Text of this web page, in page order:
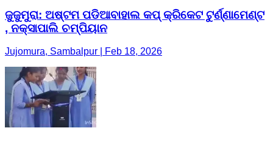
ଜୁଜୁମୁରା: ଅଷ୍ଟମ ପଡିଆବାହାଲ କପ୍ କ୍ରିକେଟ ଟୁର୍ଣ୍ଣାମେଣ୍ଟ
, ନକ୍ସାପାଲି ଚମ୍ପିୟାନ
Jujomura, Sambalpur | Feb 18, 2026